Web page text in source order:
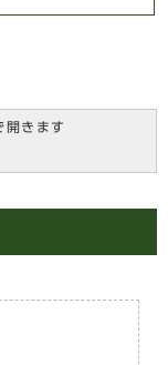
開きます